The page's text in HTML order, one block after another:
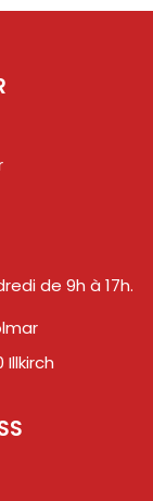
de 9h à 17h.